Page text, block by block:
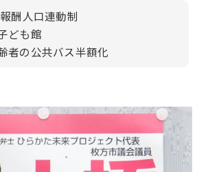
酬人口連動制
ども館
者の公共バス半額化